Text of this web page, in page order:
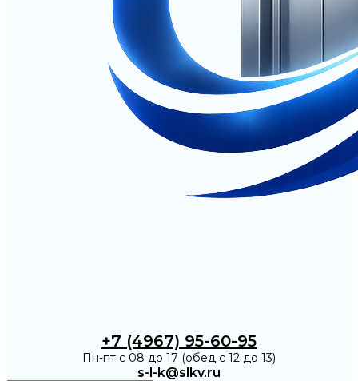
+7 (4967) 95-60-95
Пн-пт с 08 до 17 (обед с 12 до 13)
s-l-k@slkv.ru